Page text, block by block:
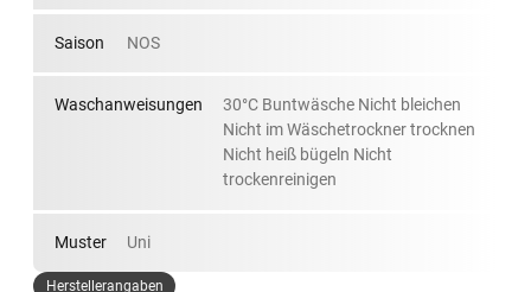
Saison NOS
Waschanweisungen
30°C Buntwäsche Nicht bleichen
Nicht im Wäschetrockner trocknen
Nicht heiß bügeln Nicht
trockenreinigen
Muster Uni
Herstellerangaben